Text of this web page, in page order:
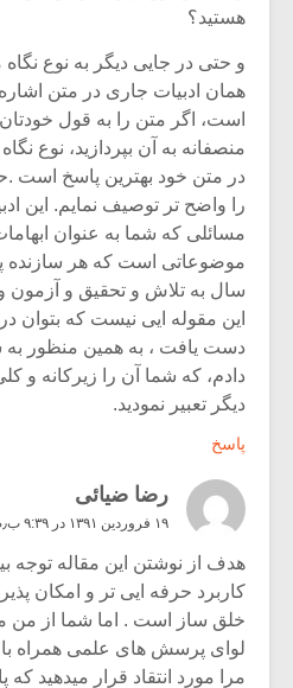
هستید؟
و حتی در جایی دیگر به نوع
همان ادبیات جاری در متن
است، اگر متن را به قول
منصفانه به آن بپردازید، نوع
در متن خود بهترین پاسخ است
را واضح تر توصیف نمایم. این
مسائلی که شما به عنوان
سال به تلاش و تحقیق و آزمون
این مقوله ایی نیست که بتوان
دست یافت ، به همین منظور به
دادم، که شما آن را زیرکانه و
دیگر تعبیر نمودید.
پاسخ
رضا ضیائی
۱۹ فروردین ۱۳۹۱ در ۹:۳۹ ب٫ظ
هدف از نوشتن این مقاله توجه
کاربرد حرفه ایی تر و امکان
خلق ساز است . اما شما از من
لوای پرسش های علمی همراه با
مرا مورد انتقاد قرار میدهید